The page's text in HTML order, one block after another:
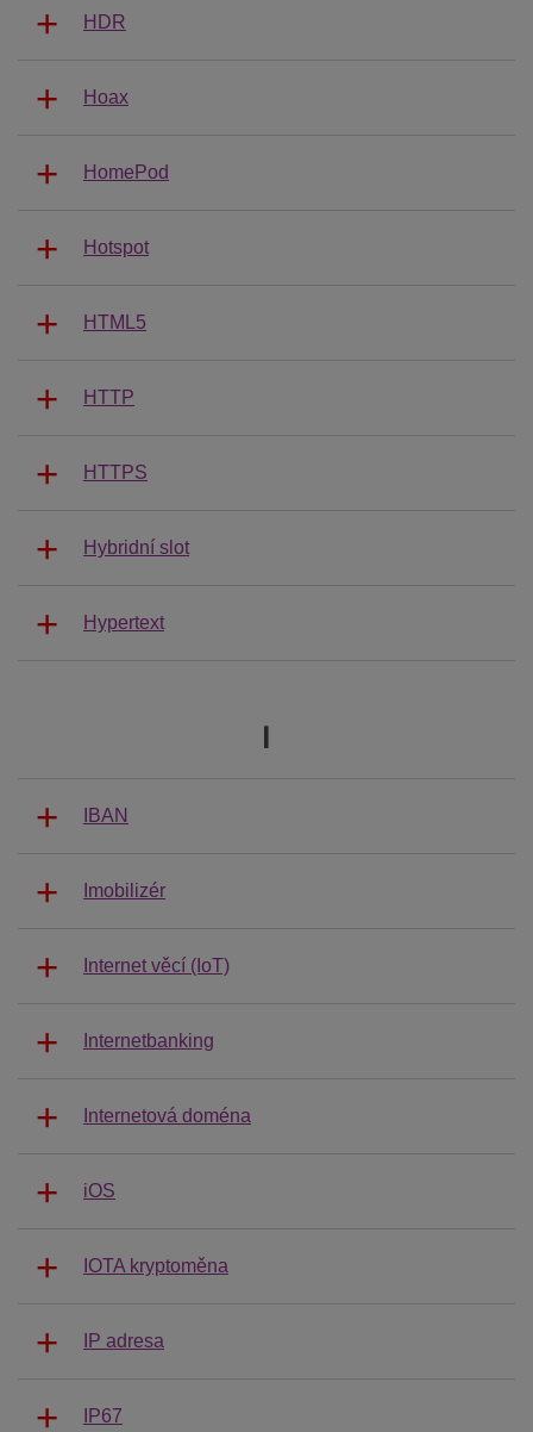
HDR
Hoax
HomePod
Hotspot
HTML5
HTTP
HTTPS
Hybridní slot
Hypertext
I
IBAN
Imobilizér
Internet věcí (IoT)
Internetbanking
Internetová doména
iOS
IOTA kryptoměna
IP adresa
IP67